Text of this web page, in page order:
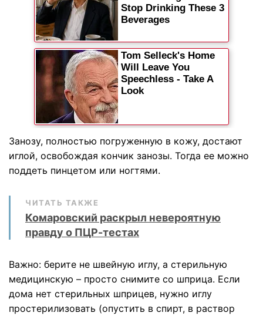
Занозу, полностью погруженную в кожу, достают
иглой, освобождая кончик занозы. Тогда ее можно
поддеть пинцетом или ногтями.
ЧИТАТЬ ТАКЖЕ
Комаровский раскрыл невероятную
правду о ПЦР-тестах
Важно: берите не швейную иглу, а стерильную
медицинскую – просто снимите со шприца. Если
дома нет стерильных шприцев, нужно иглу
простерилизовать (опустить в спирт, в раствор